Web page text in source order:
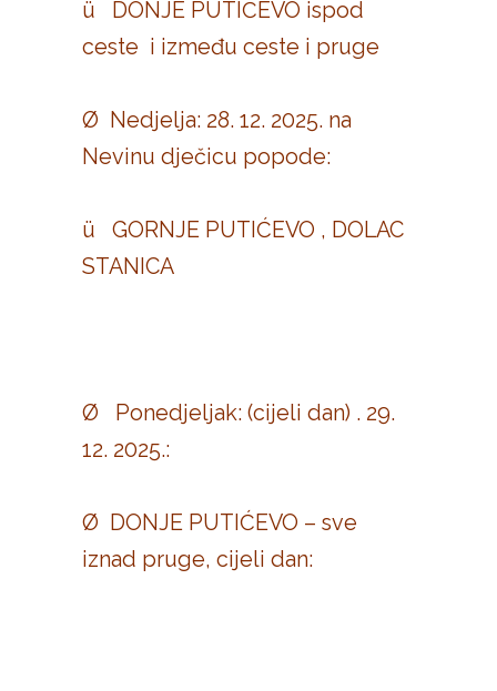
ü DONJE PUTIĆEVO ispod
ceste i između ceste i pruge
Ø Nedjelja: 28. 12. 2025. na
Nevinu dječicu popode:
ü GORNJE PUTIĆEVO , DOLAC
STANICA
Ø Ponedjeljak: (cijeli dan) . 29.
12. 2025.:
Ø DONJE PUTIĆEVO – sve
iznad pruge, cijeli dan: